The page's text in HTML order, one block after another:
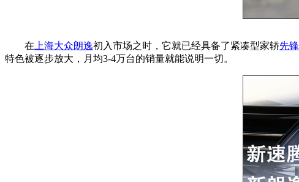
在 上海大众朗逸初入市场之时，它就已经具备了紧凑型家轿先锋
特色被逐步放大，月均3-4万台的销量就能说明一切。